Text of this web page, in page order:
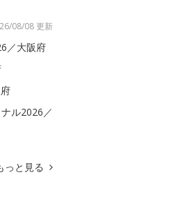
08/08 更新
／大阪府
ル2026／
っと見る